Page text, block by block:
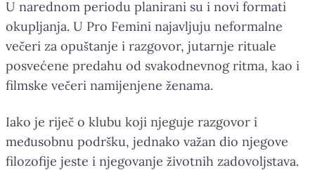
U narednom periodu planirani su i novi formati
okupljanja. U Pro Femini najavljuju neformalne
večeri za opuštanje i razgovor, jutarnje rituale
posvećene predahu od svakodnevnog ritma, kao i
filmske večeri namijenjene ženama.
Iako je riječ o klubu koji njeguje razgovor i
međusobnu podršku, jednako važan dio njegove
filozofije jeste i njegovanje životnih zadovoljstava.